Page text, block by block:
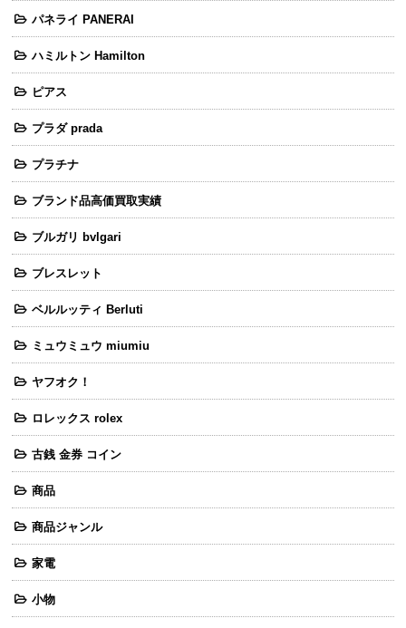
パネライ PANERAI
ハミルトン Hamilton
ピアス
プラダ prada
プラチナ
ブランド品高価買取実績
ブルガリ bvlgari
ブレスレット
ベルルッティ Berluti
ミュウミュウ miumiu
ヤフオク！
ロレックス rolex
古銭 金券 コイン
商品
商品ジャンル
家電
小物